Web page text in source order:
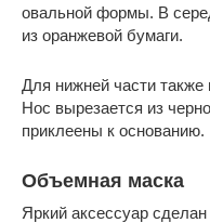
овальной формы. В
из оранжевой бумаги.
Для нижней части также
Нос вырезается из
приклеены к основанию.
Объемная маска
Яркий аксессуар